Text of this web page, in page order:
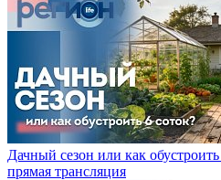
Дачный сезон или как
прямая трансляция